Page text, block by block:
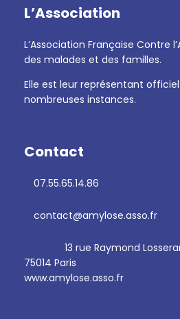
L’Association
L’Association Française Contre
des malades et des familles.
Elle est leur représentant
nombreuses instances.
Contact
07.55.65.14.86
contact@amylose.asso.fr
13 rue Raymond
75014 Paris
www.amylose.asso.fr